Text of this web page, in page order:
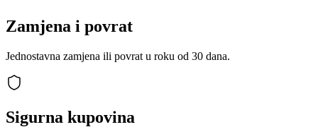
Zamjena i povrat
Jednostavna zamjena ili povrat u roku od 30 dana.
Sigurna kupovina